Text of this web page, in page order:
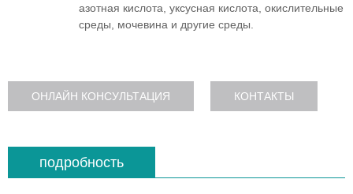
азотная кислота, уксусная кислота, окислительные
среды, мочевина и другие среды.
ОНЛАЙН КОНСУЛЬТАЦИЯ КОНТАКТЫ
подробность